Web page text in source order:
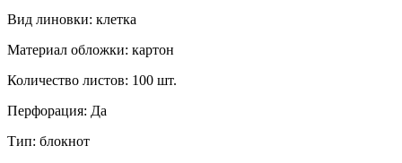
Вид линовки: клетка
Материал обложки: картон
Количество листов: 100 шт.
Перфорация: Да
Тип: блокнот